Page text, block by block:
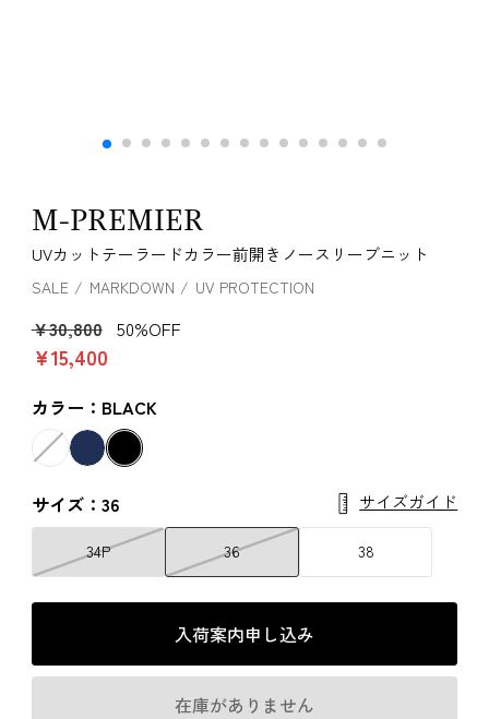
M-PREMIER
UVカットテーラードカラー前開きノースリーブニット
SALE MARKDOWN UV PROTECTION
￥30,800 50%OFF
￥15,400
カラー：BLACK
サイズ：36 サイズガイド
34P 36 38
入荷案内申し込み
在庫がありません